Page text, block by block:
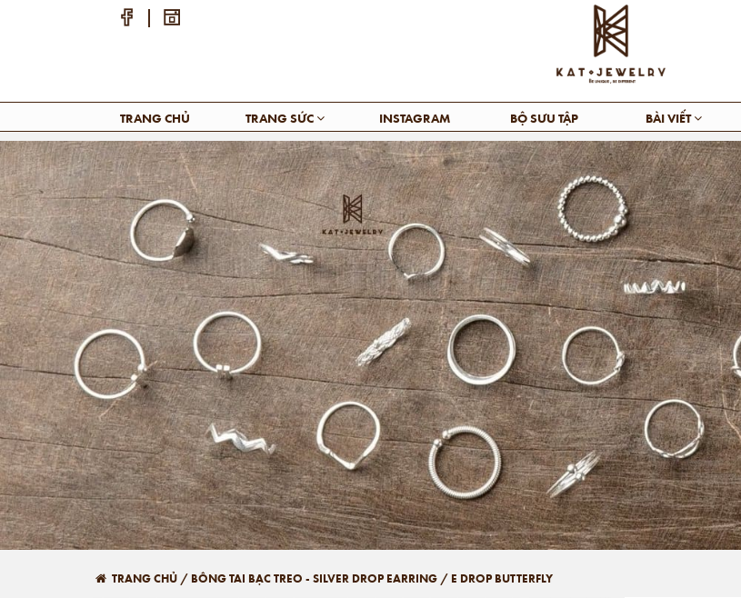
TRANG CHỦ TRANG SỨC INSTAGRAM BỘ SƯU TẬP BÀI VIẾT
TRANG CHỦ / BÔNG TAI BẠC TREO - SILVER DROP EARRING / E DROP BUTTERFLY